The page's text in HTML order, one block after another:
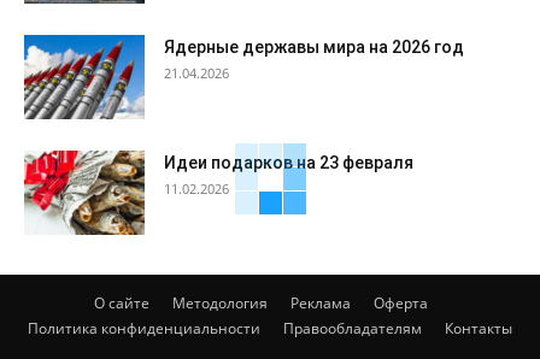
Ядерные державы мира на 2026 год
21.04.2026
Идеи подарков на 23 февраля
11.02.2026
О сайте Методология Реклама
Оферта
Политика конфиденциальности
Правообладателям Контакты